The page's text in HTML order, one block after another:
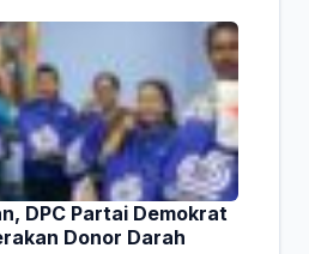
DPC Partai Demokrat
Donor Darah